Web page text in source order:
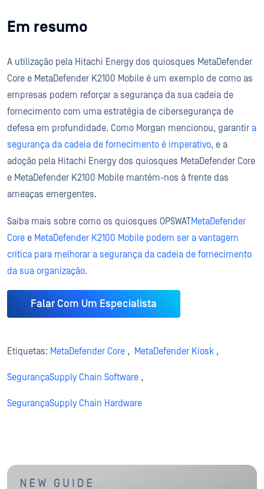
Em resumo
A utilização pela Hitachi Energy dos quiosques MetaDefender
Core e MetaDefender K2100 Mobile é um exemplo de como as
empresas podem reforçar a segurança da sua cadeia de
fornecimento com uma estratégia de cibersegurança de
defesa em profundidade. Como Morgan mencionou, garantir a
segurança da cadeia de fornecimento é imperativo, e a
adoção pela Hitachi Energy dos quiosques MetaDefender Core
e MetaDefender K2100 Mobile mantém-nos à frente das
ameaças emergentes.
Saiba mais sobre como os quiosques OPSWATMetaDefender
Core e MetaDefender K2100 Mobile podem ser a vantagem
crítica para melhorar a segurança da cadeia de fornecimento
da sua organização.
Falar Com Um Especialista
Etiquetas: MetaDefender Core , MetaDefender Kiosk ,
SegurançaSupply Chain Software ,
SegurançaSupply Chain Hardware